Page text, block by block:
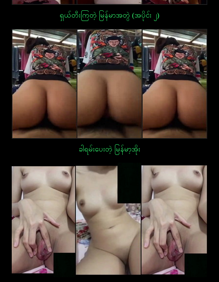
ရှယ်တီးကြတဲ့ မြန်မာအတွဲ (အပိုင်း ၂)
ခါရမ်းပေးတဲ့ မြန်မာ့အိုး